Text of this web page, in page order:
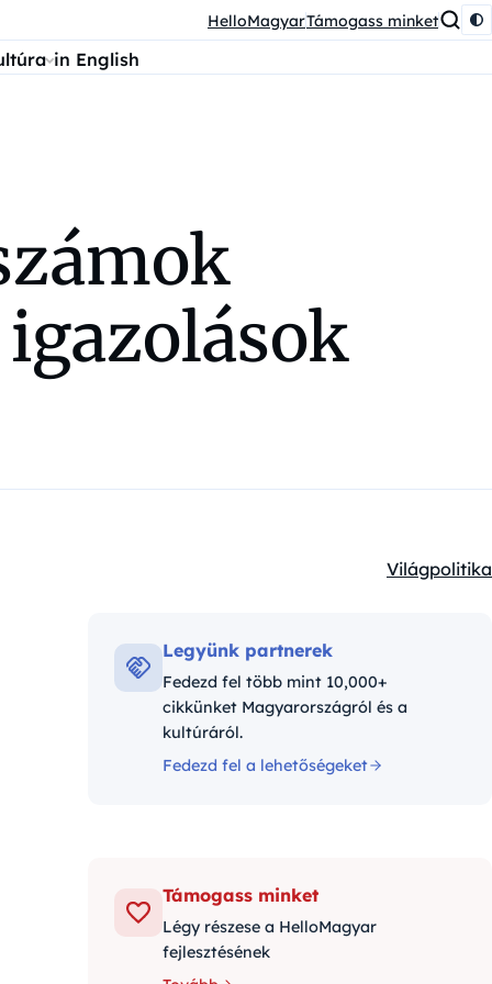
HelloMagyarTámogass minket
in English
Kategóriák:
Világpolitika
Legyünk partnerek
Fedezd fel több mint 10,000+
cikkünket Magyarországról és a
kultúráról.
Fedezd fel a lehetőségeket
Támogass minket
Légy részese a HelloMagyar
fejlesztésének